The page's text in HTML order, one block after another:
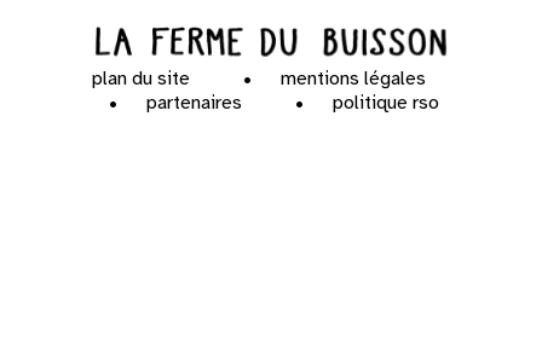
plan du site
mentions légales
partenaires
politique rso